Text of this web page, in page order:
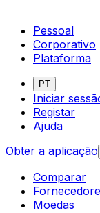
Pessoal
Corporativo
Plataforma
PT
Iniciar
Registar
Ajuda
Obter a aplicação
Comparar
Moedas